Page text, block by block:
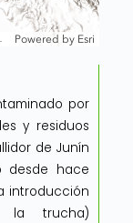
por
y residuos
de Junín
desde hace
introducción
la trucha)